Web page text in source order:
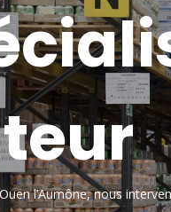
l’Aumône, nous